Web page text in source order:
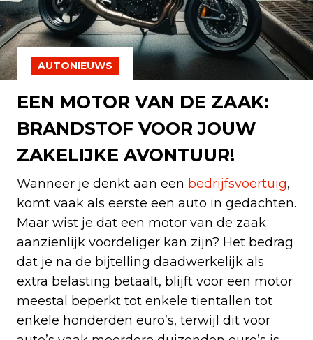
AUTONIEUWS
EEN MOTOR VAN DE ZAAK:
BRANDSTOF VOOR JOUW
ZAKELIJKE AVONTUUR!
Wanneer je denkt aan een bedrijfsvoertuig,
komt vaak als eerste een auto in gedachten.
Maar wist je dat een motor van de zaak
aanzienlijk voordeliger kan zijn? Het bedrag
dat je na de bijtelling daadwerkelijk als
extra belasting betaalt, blijft voor een motor
meestal beperkt tot enkele tientallen tot
enkele honderden euro’s, terwijl dit voor